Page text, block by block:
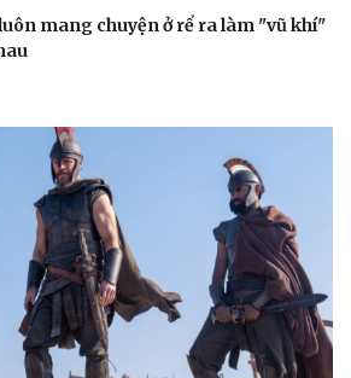
mang chuyện ở rể ra làm "vũ khí"